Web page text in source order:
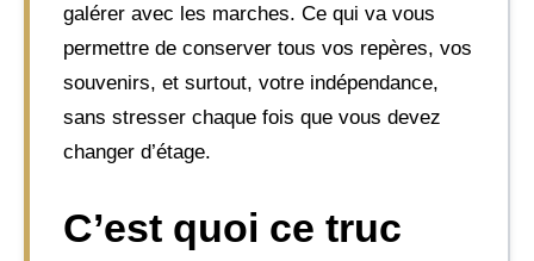
galérer avec les marches. Ce qui va vous
permettre de conserver tous vos repères, vos
souvenirs, et surtout, votre indépendance,
sans stresser chaque fois que vous devez
changer d’étage.
C’est quoi ce truc